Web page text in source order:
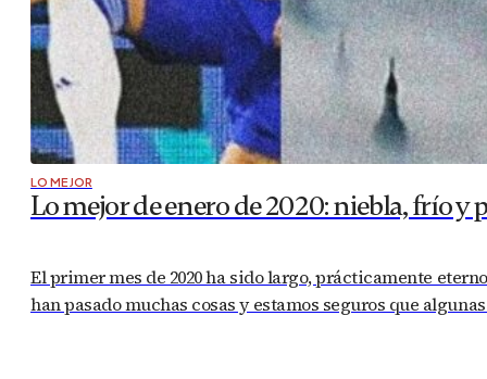
LO MEJOR
Lo mejor de enero de 2020: niebla, frío y
El primer mes de 2020 ha sido largo, prácticamente
han pasado muchas cosas y estamos seguros que